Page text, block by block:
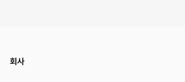
회사